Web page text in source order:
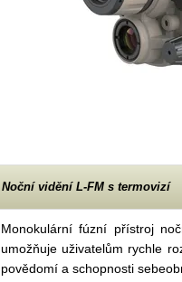
Noční vidění L-FM s termovizí
Monokulární fúzní přístroj
umožňuje uživatelům rychle
povědomí a schopnosti